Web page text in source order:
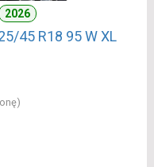
2026
45 R18 95 W XL